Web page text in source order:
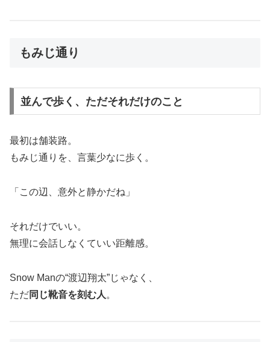
もみじ通り
並んで歩く、ただそれだけのこと
最初は舗装路。
もみじ通りを、言葉少なに歩く。
「この辺、意外と静かだね」
それだけでいい。
無理に会話しなくていい距離感。
Snow Manの“渡辺翔太”じゃなく、
ただ同じ靴音を刻む人 。